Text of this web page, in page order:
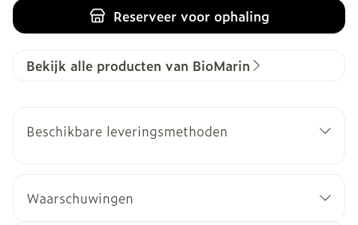
Reserveervoor ophaling
Bekijk alle producten van BioMarin
Beschikbare leveringsmethoden
Waarschuwingen